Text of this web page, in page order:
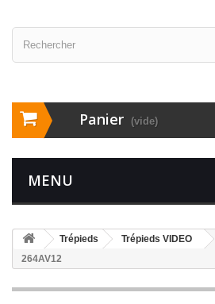
Panier (vide)
MENU
Trépieds Trépieds VIDEO
264AV12